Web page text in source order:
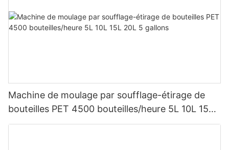
Machine de moulage par soufflage-étirage de
bouteilles PET 4500 bouteilles/heure 5L 10L 15L
20L 5 gallons